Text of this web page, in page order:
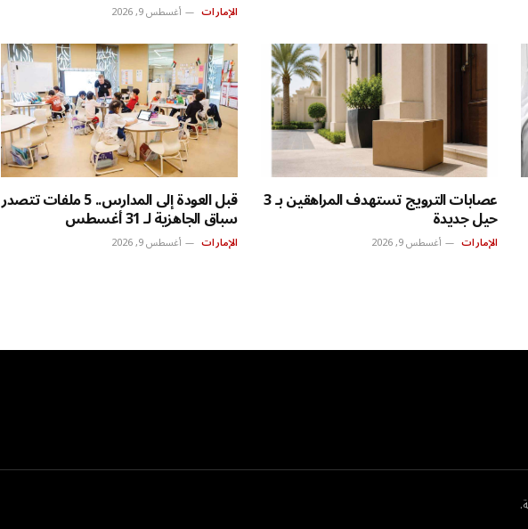
الإمارات أغسطس 9, 2026
عصابات الترويج تستهدف المراهقين بـ 3
حيل جديدة
الإمارات أغسطس 9, 2026
قبل العودة إلى المدارس.. 5 ملفات تتصدر
سباق الجاهزية لـ 31 أغسطس
الإمارات أغسطس 9, 2026